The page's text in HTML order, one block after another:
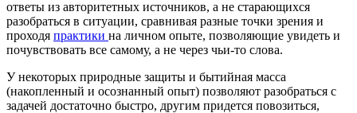
ответы из авторитетных источников, а не старающихся
разобраться в ситуации, сравнивая разные точки зрения и
проходя практики на личном опыте, позволяющие увидеть и
почувствовать все самому, а не через чьи-то слова.
У некоторых природные защиты и бытийная масса
(накопленный и осознанный опыт) позволяют разобраться с
задачей достаточно быстро, другим придется повозиться,